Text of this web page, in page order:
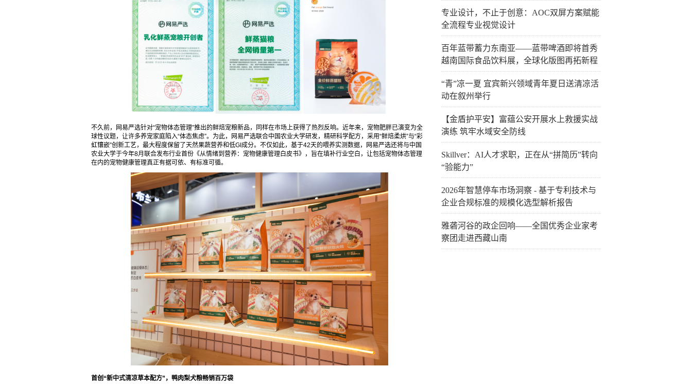
不久前，网易严选针对“宠物体态管理”推出的鲜焙宠粮新品，同样在市场上获得了热烈反响。近年来，宠物肥胖已演变为全
球性议题，让许多养宠家庭陷入“体态焦虑”。为此，网易严选联合中国农业大学研发，精研科学配方，采用“鲜焙柔烘”与“彩
虹镶嵌”创新工艺，最大程度保留了天然果蔬营养和低GI成分。不仅如此，基于42天的喂养实测数据，网易严选还将与中国
农业大学于今年8月联合发布行业首份《从情绪到营养：宠物健康管理白皮书》，旨在填补行业空白，让包括宠物体态管理
在内的宠物健康管理真正有据可依、有标准可循。
首创“新中式清凉草本配方”，鸭肉梨犬粮畅销百万袋
专业设计，不止于创意：AOC双屏方案赋能
全流程专业视觉设计
百年蓝带蓄力东南亚——蓝带啤酒即将首秀
越南国际食品饮料展，全球化版图再拓新程
“青”凉一夏 宜宾新兴领域青年夏日送清凉活
动在叙州举行
【金盾护平安】富蕴公安开展水上救援实战
演练 筑牢水域安全防线
Skillver：AI人才求职，正在从“拼简历”转向
“验能力”
2026年智慧停车市场洞察 - 基于专利技术与
企业合规标准的规模化选型解析报告
雅砻河谷的政企回响——全国优秀企业家考
察团走进西藏山南